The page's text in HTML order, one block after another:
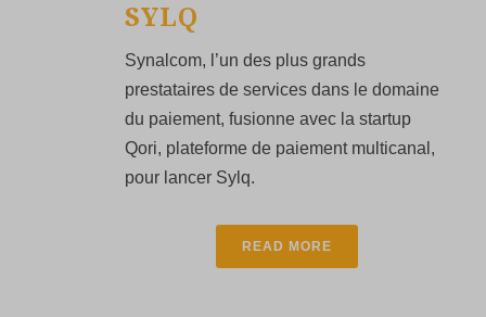
SYLQ
Synalcom, l’un des plus grands
prestataires de services dans le domaine
du paiement, fusionne avec la startup
Qori, plateforme de paiement multicanal,
pour lancer Sylq.
READ MORE